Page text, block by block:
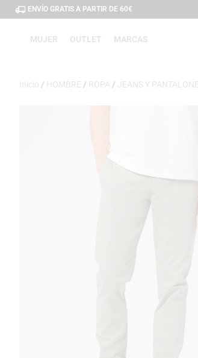
ENVÍO GRATIS A PARTIR DE 60€
MUJER OUTLET MARCAS
Inicio / HOMBRE / ROPA / JEANS Y